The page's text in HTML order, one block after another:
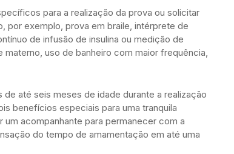
para a realização da prova ou solicitar
por exemplo, prova em braile, intérprete de
de infusão de insulina ou medição de
uso de banheiro com maior frequência,
até seis meses de idade durante a realização
benefícios especiais para uma tranquila
acompanhante para permanecer com a
do tempo de amamentação em até uma